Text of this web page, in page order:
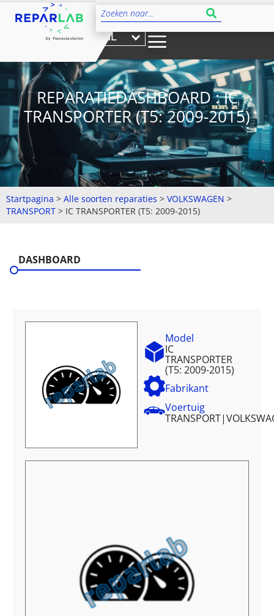
NL
REPARATIEDASHBOARD : IC
TRANSPORTER (T5: 2009-2015)
Startpagina > Alle soorten reparaties > VOLKSWAGEN >
TRANSPORT > IC TRANSPORTER (T5: 2009-2015)
DASHBOARD
Model
IC
TRANSPORTER
(T5: 2009-2015)
Fabrikant
Voertuig
TRANSPORT|